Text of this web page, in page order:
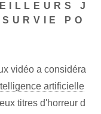
J
PO
vidéo a considéra
artificielle
titres d'horreur d